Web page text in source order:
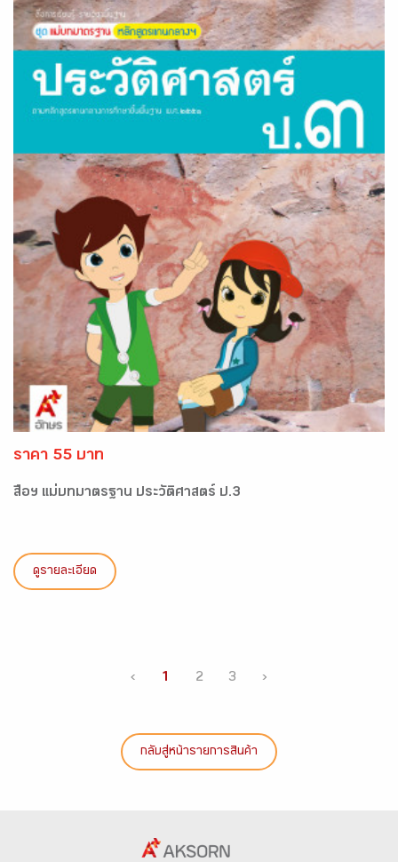
ราคา 55 บาท
สื่อฯ แม่บทมาตรฐาน ประวัติศาสตร์ ป.3
ดูรายละเอียด
‹ 1 2 3 ›
กลับสู่หน้ารายการสินค้า